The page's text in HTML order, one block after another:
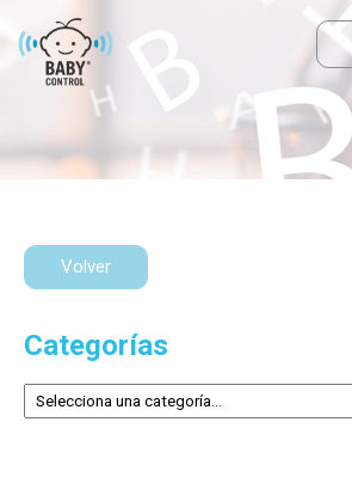
Volver
Categorías